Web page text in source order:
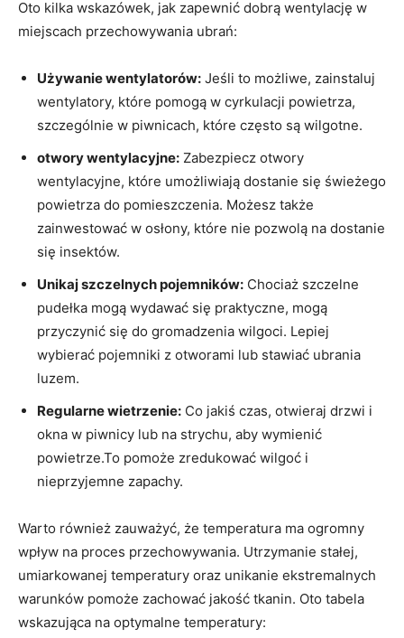
Oto kilka wskazówek, jak zapewnić dobrą wentylację w
miejscach przechowywania ubrań:
Używanie wentylatorów: Jeśli to możliwe, zainstaluj
wentylatory, które pomogą w cyrkulacji powietrza,
szczególnie w piwnicach, które często są wilgotne.
otwory wentylacyjne: Zabezpiecz otwory
wentylacyjne, które umożliwiają dostanie się świeżego
powietrza do pomieszczenia. Możesz także
zainwestować w osłony, które nie pozwolą na dostanie
się insektów.
Unikaj szczelnych pojemników: Chociaż szczelne
pudełka mogą wydawać się praktyczne, mogą
przyczynić się do gromadzenia wilgoci. Lepiej
wybierać pojemniki z otworami lub stawiać ubrania
luzem.
Regularne wietrzenie: Co jakiś czas, otwieraj drzwi i
okna w piwnicy lub na strychu, aby wymienić
powietrze.To pomoże zredukować wilgoć i
nieprzyjemne zapachy.
Warto również zauważyć, że temperatura ma ogromny
wpływ na proces przechowywania. Utrzymanie stałej,
umiarkowanej temperatury oraz unikanie ekstremalnych
warunków pomoże zachować jakość tkanin. Oto tabela
wskazująca na optymalne temperatury: